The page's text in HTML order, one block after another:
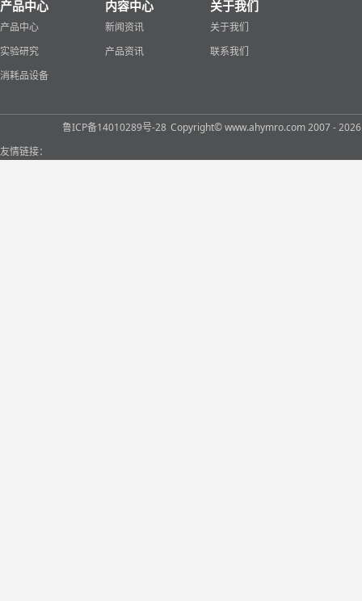
产品中心
产品中心
实验研究
消耗品设备
内容中心
新闻资讯
产品资讯
关于我们
关于我们
联系我们
鲁ICP备14010289号-28 Copyright© www.ahymro.com 2007 - 2026
友情链接：